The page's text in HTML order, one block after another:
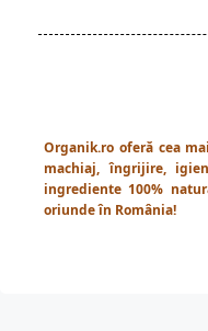
Organik.ro oferă cea
machiaj, îngrijire,
ingrediente 100%
oriunde în România!